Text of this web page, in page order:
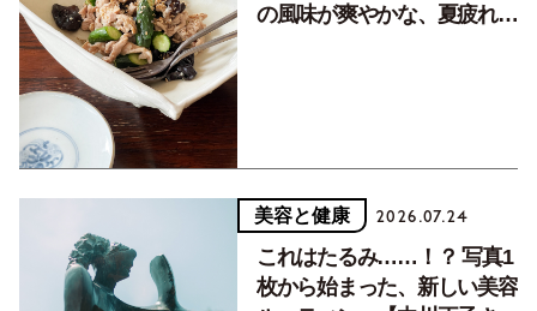
の風味が爽やかな、夏疲れを
美容と健康 2026.07.24
これはたるみ……！？ 写真1
枚から始まった、新しい美容